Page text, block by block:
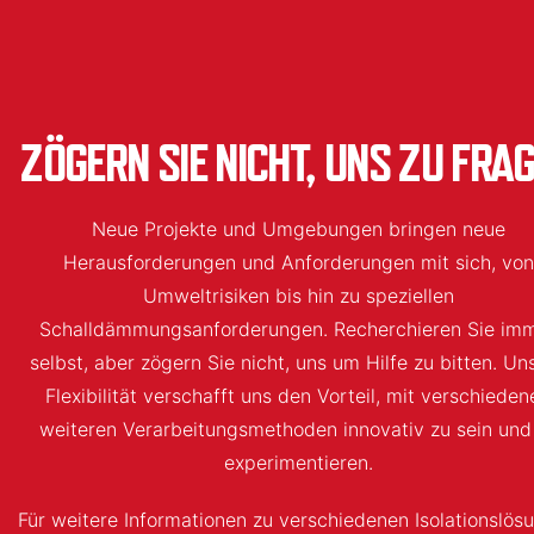
ZÖGERN SIE NICHT, UNS ZU
Neue Projekte und Umgebungen bringen neue
Herausforderungen und Anforderungen mit sich, von
Umweltrisiken bis hin zu speziellen
Schalldämmungsanforderungen. Recherchieren Sie
selbst, aber zögern Sie nicht, uns um Hilfe zu bitten.
Flexibilität verschafft uns den Vorteil, mit
weiteren Verarbeitungsmethoden innovativ zu sein
experimentieren.
Für weitere Informationen zu verschiedenen